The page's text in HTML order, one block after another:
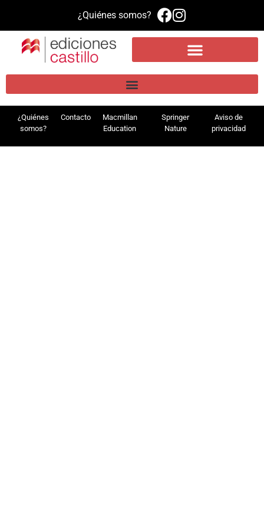
¿Quiénes somos?
¿Quiénes
somos?
Contacto
Macmillan
Education
Springer
Nature
Aviso de
privacidad